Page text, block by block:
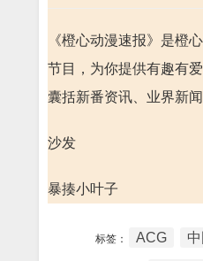
《橙心动漫速报》是橙
节目，为你提供有趣有
囊括新番资讯、业界新
沙发
暴揍小叶子
标签： ACG